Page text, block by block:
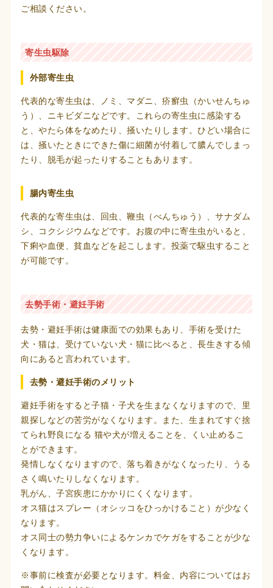
ご相談ください。
寄生虫駆除
外部寄生虫
代表的な寄生虫は、ノミ、マダニ、疥癬虫（かいせんちゅ
う）、ニキビダニなどです。これらの寄生虫に感染する
と、やたら体をなめたり、掻いたりします。ひどい場合に
は、掻いたときにできた傷に細菌が付着して膿んでしまっ
たり、脱毛が起ったりすることもあります。
腸内寄生虫
代表的な寄生虫は、回虫、鞭虫（べんちゅう）、サナダム
シ、コクシジウムなどです。お腹の中に寄生虫がいると、
下痢や血便、貧血などを起こします。投薬で駆虫すること
が可能です。
去勢手術・避妊手術
去勢・避妊手術は健康面での効果もあり、手術を受けた
犬・猫は、受けていない犬・猫に比べると、長生きする傾
向にあると言われています。
去勢・避妊手術のメリット
避妊手術をすると子猫・子犬を生まなくなりますので、里
親探しなどの苦労がなくなります。また、生まれてすぐ捨
てられ野良になる 猫や犬が増えることを、くい止めるこ
とができます。
発情しなくなりますので、落ち着きがなくなったり、うる
さく鳴いたりしなくなります。
乳がん、子宮疾患にかかりにくくなります。
オス猫はスプレー（オシッコをひっかけること）が少なく
なります。
オス同士の勢力争いによるケンカでケガをすることが少な
くなります。
※事前に検査が必要となります。料金、内容についてはお